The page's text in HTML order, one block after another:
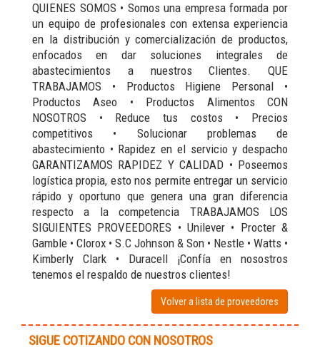
QUIENES SOMOS • Somos una empresa formada por
un equipo de profesionales con extensa experiencia
en la distribución y comercialización de productos,
enfocados en dar soluciones integrales de
abastecimientos a nuestros Clientes. QUE
TRABAJAMOS • Productos Higiene Personal •
Productos Aseo • Productos Alimentos CON
NOSOTROS • Reduce tus costos • Precios
competitivos • Solucionar problemas de
abastecimiento • Rapidez en el servicio y despacho
GARANTIZAMOS RAPIDEZ Y CALIDAD • Poseemos
logística propia, esto nos permite entregar un servicio
rápido y oportuno que genera una gran diferencia
respecto a la competencia TRABAJAMOS LOS
SIGUIENTES PROVEEDORES • Unilever • Procter &
Gamble • Clorox • S.C Johnson & Son • Nestle • Watts •
Kimberly Clark • Duracell ¡Confía en nosostros
tenemos el respaldo de nuestros clientes!
Volver a lista de proveedores
SIGUE COTIZANDO CON NOSOTROS